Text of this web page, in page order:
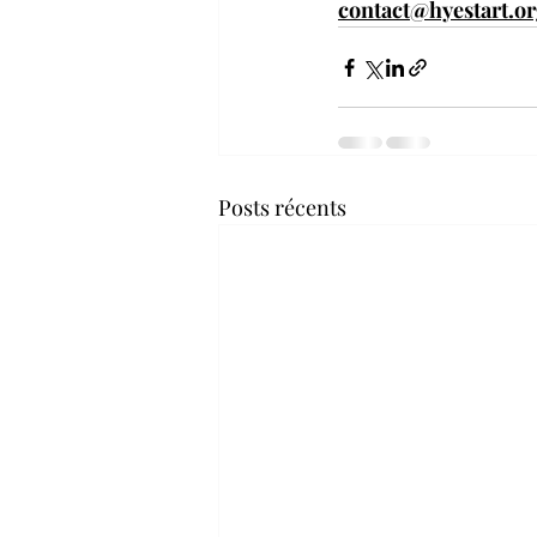
Posts récents